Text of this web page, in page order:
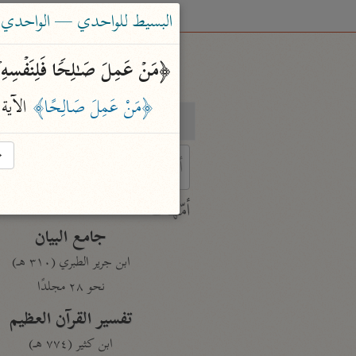
بحث
characters for results.
أمّهات
جامع البيان
ابن جرير الطبري (٣١٠ هـ)
نحو ٢٨ مجلدًا
تفسير القرآن العظيم
ابن كثير (٧٧٤ هـ)
البسيط للواحدي — الواحدي (٤٦٨
﴿مَنۡ عَمِلَ صَـٰلِحࣰا
﴿مَنْ عَمِلَ صَالِحًا﴾